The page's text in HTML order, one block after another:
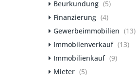
Beurkundung (5)
Finanzierung (4)
Gewerbeimmobilien (13)
Immobilenverkauf (13)
Immobilienkauf (9)
Mieter (5)